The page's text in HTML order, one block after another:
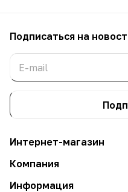
Подписаться на
Интернет-магазин
Компания
Информация